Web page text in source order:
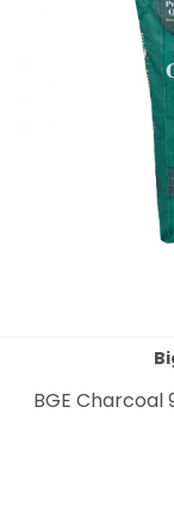
BGE Charcoal